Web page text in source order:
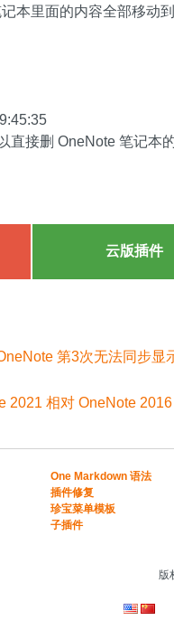
本里面的内容全部移动
直接删 OneNote 笔记本
云版插件
第3次无法同步
2021 相对 OneNote
One Markdown 语法
插件修复
珍宝菜单模板
子插件
版